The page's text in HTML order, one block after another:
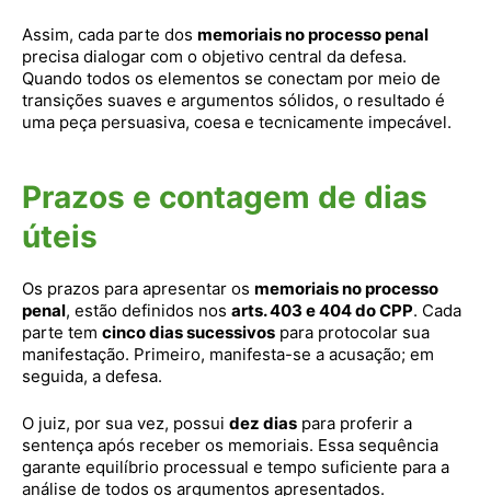
Assim, cada parte dos memoriais no processo penal
precisa dialogar com o objetivo central da defesa.
Quando todos os elementos se conectam por meio de
transições suaves e argumentos sólidos, o resultado é
uma peça persuasiva, coesa e tecnicamente impecável.
Prazos e contagem de dias
úteis
Os prazos para apresentar os memoriais no processo
penal, estão definidos nos arts. 403 e 404 do CPP. Cada
parte tem cinco dias sucessivos para protocolar sua
manifestação. Primeiro, manifesta-se a acusação; em
seguida, a defesa.
O juiz, por sua vez, possui dez dias para proferir a
sentença após receber os memoriais. Essa sequência
garante equilíbrio processual e tempo suficiente para a
análise de todos os argumentos apresentados.